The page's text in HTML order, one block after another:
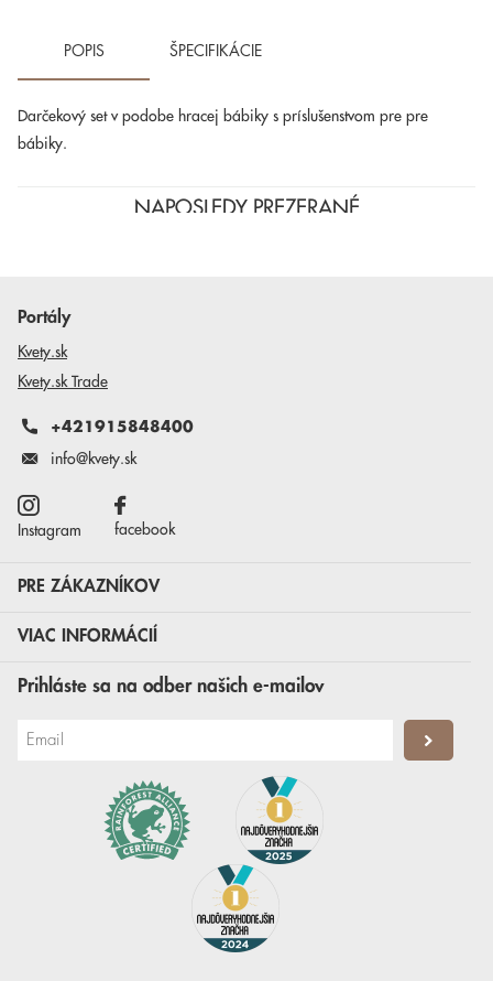
POPIS ŠPECIFIKÁCIE
Darčekový set v podobe hracej bábiky s príslušenstvom pre pre
bábiky.
NAPOSLEDY PREZERANÉ
Portály
Kvety.sk
Kvety.sk Trade
+421915848400
info@kvety.sk
Instagram facebook
PRE ZÁKAZNÍKOV
VIAC INFORMÁCIÍ
Prihláste sa na odber našich e-mailov